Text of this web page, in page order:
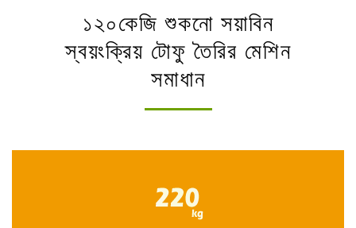
১২০কেজি শুকনো সয়াবিন
স্বয়ংক্রিয় টোফু তৈরির মেশিন
সমাধান